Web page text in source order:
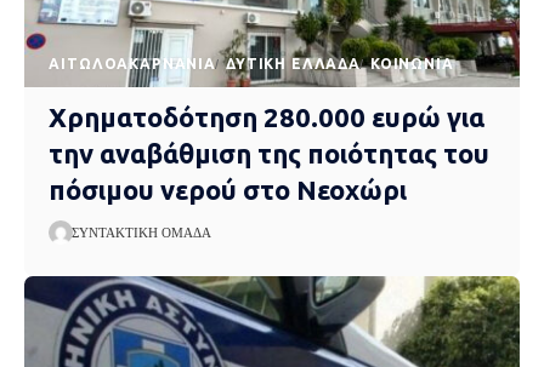
AΙΤΩΛΟΑΚΑΡΝΑΝΊΑ ΔΥΤΙΚΉ ΕΛΛΆΔΑ ΚΟΙΝΩΝΊΑ
Χρηματοδότηση 280.000 ευρώ για
την αναβάθμιση της ποιότητας του
πόσιμου νερού στο Νεοχώρι
ΣΥΝΤΑΚΤΙΚΉ ΟΜΆΔΑ